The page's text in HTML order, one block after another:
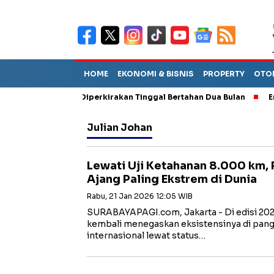
HOME EKONOMI & BISNIS PROPERTY
Sebut TPA Diperkirakan Tinggal Bertahan Dua Bulan
Julian Johan
Lewati Uji Ketahanan 8.000 km,
Ajang Paling Ekstrem di Dunia
Rabu, 21 Jan 2026 12:05 WIB
SURABAYAPAGI.com, Jakarta - Di edisi
kembali menegaskan eksistensinya di
internasional lewat status…